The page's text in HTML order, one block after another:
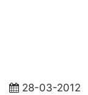
28-03-2012